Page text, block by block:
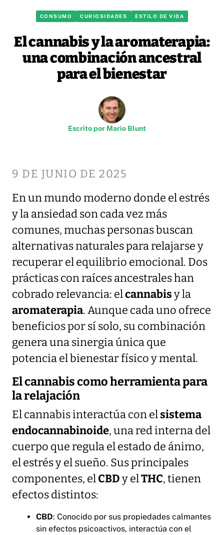
CONSUMO CURIOSIDADES ESTILO DE VIDA
El cannabis y la aromaterapia:
una combinación ancestral
para el bienestar
Escrito por Mario Blunt
9 DE JUNIO DE 2025
En un mundo moderno donde el estrés
y la ansiedad son cada vez más
comunes, muchas personas buscan
alternativas naturales para relajarse y
recuperar el equilibrio emocional. Dos
prácticas con raíces ancestrales han
cobrado relevancia: elcannabisy la
aromaterapia. Aunque cada uno ofrece
beneficios por sí solo, su combinación
genera una sinergia única que
potencia el bienestar físico y mental.
El cannabis como herramienta para
la relajación
El cannabis interactúa con elsistema
endocannabinoide, una red interna del
cuerpo que regula el estado de ánimo,
el estrés y el sueño. Sus principales
componentes, elCBDy elTHC, tienen
efectos distintos:
CBD: Conocido por sus propiedades calmantes
sin efectos psicoactivos, interactúa con el